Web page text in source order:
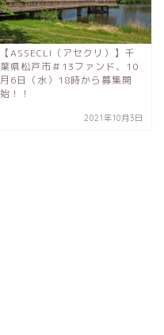
【ASSECLI（アセクリ）】千
葉県松戸市＃13ファンド、10
月6日（水）18時から募集開
始！！
2021年10月3日